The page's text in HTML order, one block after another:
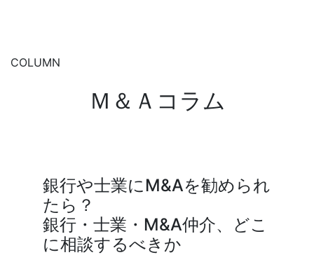
COLUMN
Ｍ＆Ａコラム
銀行や士業にM&Aを勧められ
たら？
銀行・士業・M&A仲介、どこ
に相談するべきか